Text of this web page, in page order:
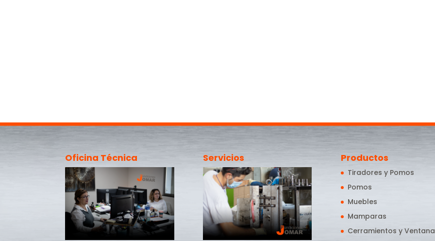
Oficina Técnica Servicios Productos
Tiradores y Pomos
Pomos
Muebles
Mamparas
Cerramientos y